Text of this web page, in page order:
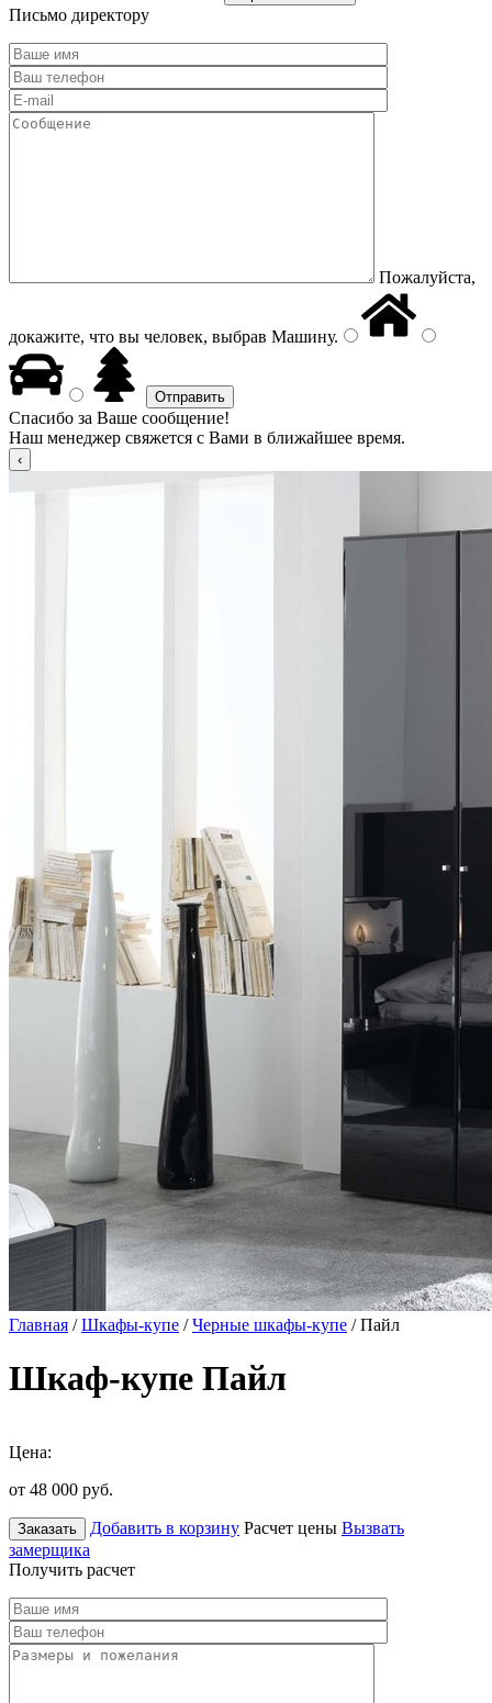
Письмо директору
Пожалуйста,
докажите, что вы человек, выбрав Машину.
Спасибо за Ваше сообщение!
Наш менеджер свяжется с Вами в ближайшее время.
Главная /Шкафы-купе /Черные шкафы-купе / Пайл
Шкаф-купе Пайл
Цена:
от 48 000 руб.
Заказать Добавить в корзину Расчет цены Вызвать
замерщика
Получить расчет